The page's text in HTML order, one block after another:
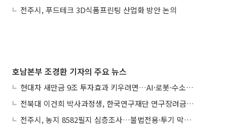
전주시, 푸드테크 3D식품프린팅 산업화 방안 논의
호남본부 조경환 기자의 주요 뉴스
현대차 새만금 9조 투자효과 키우려면…AI·로봇·수소 공공기관 집적화 시급
전북대 이건희 박사과정생, 한국연구재단 연구장려금 선정
전주시, 농지 8582필지 심층조사…불법전용·투기 막는다